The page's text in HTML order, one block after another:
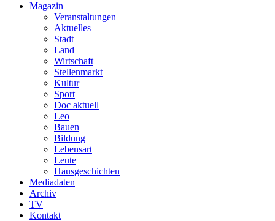
Magazin
Veranstaltungen
Aktuelles
Stadt
Land
Wirtschaft
Stellenmarkt
Kultur
Sport
Doc aktuell
Leo
Bauen
Bildung
Lebensart
Leute
Hausgeschichten
Mediadaten
Archiv
TV
Kontakt